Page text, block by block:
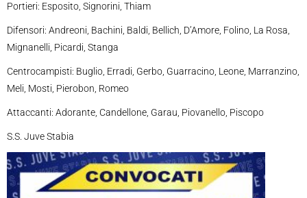
Portieri: Esposito, Signorini, Thiam
Difensori: Andreoni, Bachini, Baldi, Bellich, D’Amore, Folino, La Rosa,
Mignanelli, Picardi, Stanga
Centrocampisti: Buglio, Erradi, Gerbo, Guarracino, Leone, Marranzino,
Meli, Mosti, Pierobon, Romeo
Attaccanti: Adorante, Candellone, Garau, Piovanello, Piscopo
S.S. Juve Stabia